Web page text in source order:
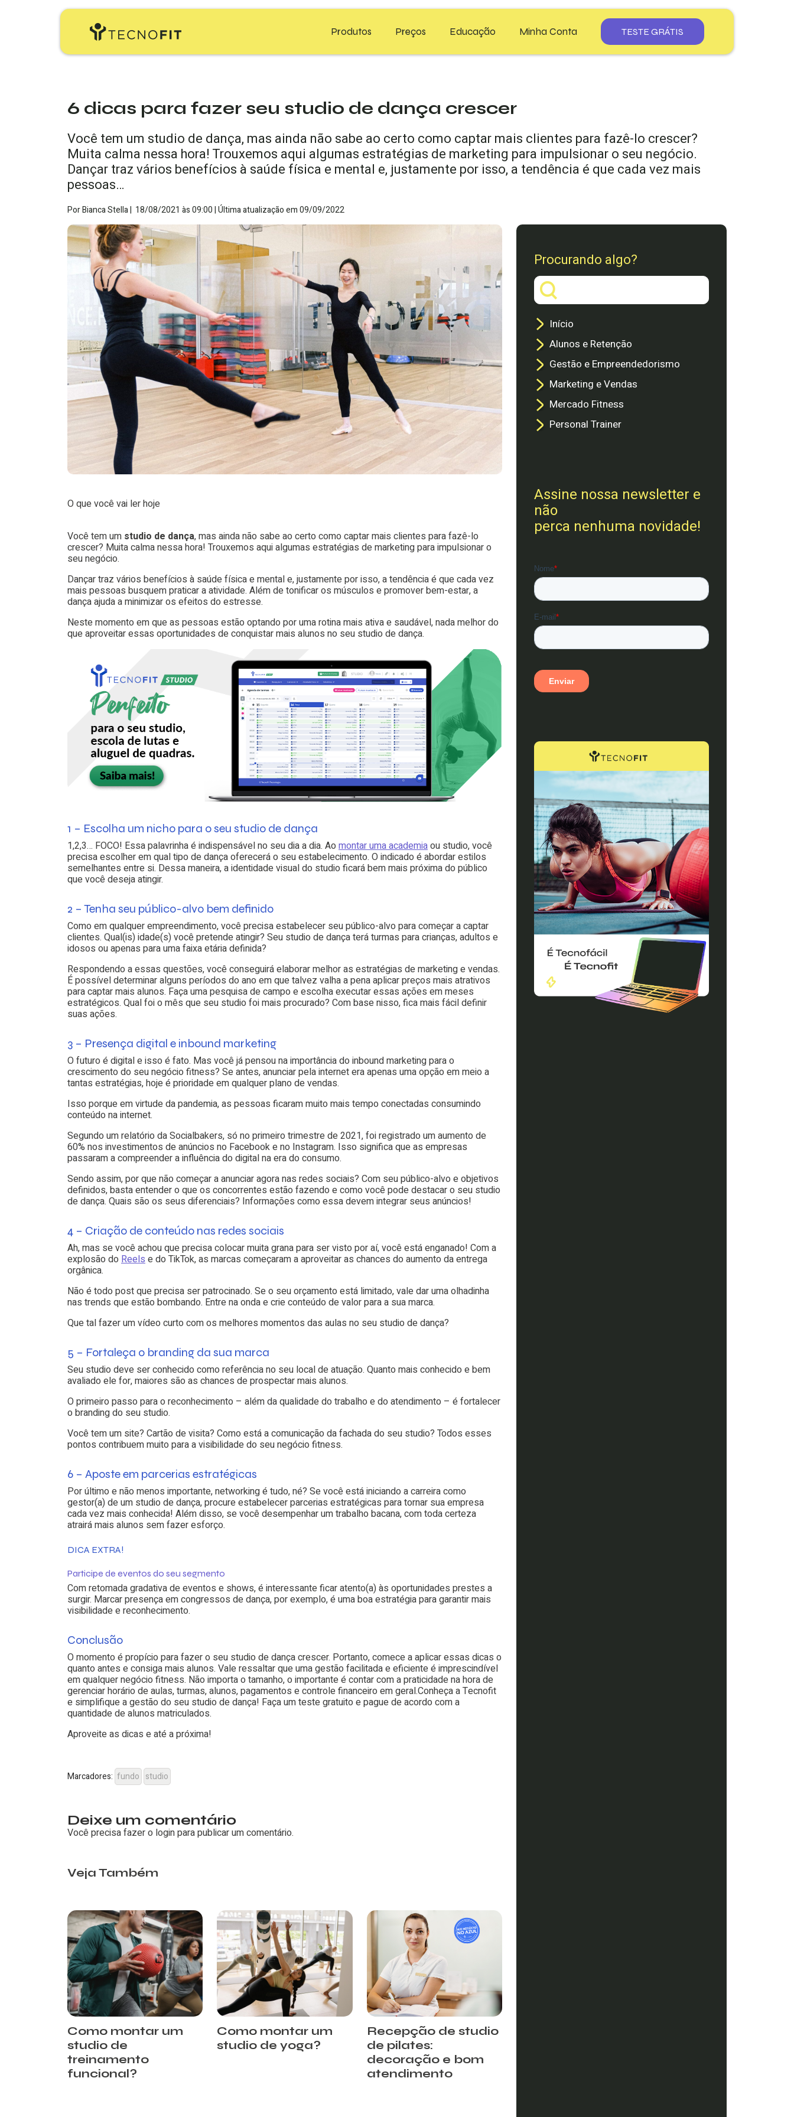
Produtos
Tecnofit Box
Tecnofit Studio
Preços Educação
Materiais Gratuitos
Workshop & Webinars
Minha Conta TESTE GRÁTIS
6 dicas para fazer seu studio de dança crescer
Você tem um studio de dança, mas ainda não sabe ao certo como captar mais clientes para fazê-lo crescer?
Muita calma nessa hora! Trouxemos aqui algumas estratégias de marketing para impulsionar o seu negócio.
Dançar traz vários benefícios à saúde física e mental e, justamente por isso, a tendência é que cada vez mais
pessoas…
PorBianca Stella| 18/08/2021 às09:00 |Última atualização em 09/09/2022
O que você vai ler hoje
Você tem um studio de dança, mas ainda não sabe ao certo como captar mais clientes para fazê-lo
crescer? Muita calma nessa hora! Trouxemos aqui algumas estratégias de marketing para impulsionar o
seu negócio.
Dançar traz vários benefícios à saúde física e mental e, justamente por isso, a tendência é que cada vez
mais pessoas busquem praticar a atividade. Além de tonificar os músculos e promover bem-estar, a
dança ajuda a minimizar os efeitos do estresse.
Neste momento em que as pessoas estão optando por uma rotina mais ativa e saudável, nada melhor do
que aproveitar essas oportunidades de conquistar mais alunos no seu studio de dança.
1 – Escolha um nicho para o seu studio de dança
1,2,3… FOCO! Essa palavrinha é indispensável no seu dia a dia. Aomontar uma academiaou studio, você
precisa escolher em qual tipo de dança oferecerá o seu estabelecimento. O indicado é abordar estilos
semelhantes entre si. Dessa maneira, a identidade visual do studio ficará bem mais próxima do público
que você deseja atingir.
2 – Tenha seu público-alvo bem definido
Como em qualquer empreendimento, você precisa estabelecer seu público-alvo para começar a captar
clientes. Qual(is) idade(s) você pretende atingir? Seu studio de dança terá turmas para crianças, adultos e
idosos ou apenas para uma faixa etária definida?
Respondendo a essas questões, você conseguirá elaborar melhor as estratégias de marketing e vendas.
Épossível determinar alguns períodos do ano em que talvez valha a pena aplicar preços mais atrativos
para captar mais alunos. Faça uma pesquisa de campo e escolha executar essas ações em meses
estratégicos. Qual foi o mês que seu studio foi mais procurado? Com base nisso, fica mais fácil definir
suas ações.
3 – Presença digital e inbound marketing
O futuro é digital e isso é fato. Mas você já pensou na importância do inbound marketing para o
crescimento do seu negócio fitness? Se antes, anunciar pela internet era apenas uma opção em meio a
tantas estratégias, hoje é prioridade em qualquer plano de vendas.
Isso porque em virtude da pandemia, as pessoas ficaram muito mais tempo conectadas consumindo
conteúdo na internet.
Segundo um relatório daSocialbakers, só no primeiro trimestre de 2021, foi registrado um aumento de
60% nos investimentos de anúncios no Facebook e no Instagram. Isso significa que as empresas
passaram a compreender a influência do digital na era do consumo.
Sendo assim, por que não começar a anunciar agora nas redes sociais? Com seu público-alvo e objetivos
definidos, basta entender o que os concorrentes estão fazendo e como você pode destacar o seu studio
de dança. Quais são os seus diferenciais? Informações como essa devem integrar seus anúncios!
4 – Criação de conteúdo nas redes sociais
Ah, mas se você achou que precisa colocar muita grana para ser visto por aí, você está enganado! Com a
explosão doReelse do TikTok, as marcas começaram a aproveitar as chances do aumento da entrega
orgânica.
Não é todo post que precisa ser patrocinado. Se o seu orçamento está limitado, vale dar uma olhadinha
nas trends que estão bombando. Entre na onda e crie conteúdo de valor para a sua marca.
Que tal fazer um vídeo curto com os melhores momentos das aulas no seu studio de dança?
5 – Fortaleça o branding da sua marca
Seu studio deve ser conhecido como referência no seu local de atuação. Quanto mais conhecido e bem
avaliado ele for, maiores são as chances de prospectar mais alunos.
O primeiro passo para o reconhecimento – além da qualidade do trabalho e do atendimento – é fortalecer
o branding do seu studio.
Você tem um site? Cartão de visita? Como está a comunicação da fachada do seu studio? Todos esses
pontos contribuem muito para a visibilidade do seu negócio fitness.
6 – Aposte em parcerias estratégicas
Por último e não menos importante, networking é tudo, né? Se você está iniciando a carreira como
gestor(a) de um studio de dança, procure estabelecer parcerias estratégicas para tornar sua empresa
cada vez mais conhecida! Além disso, se você desempenhar um trabalho bacana, com toda certeza
atrairá mais alunos sem fazer esforço.
DICA EXTRA!
Participe de eventos do seu segmento
Com retomada gradativa de eventos e shows, é interessante ficar atento(a) às oportunidades prestes a
surgir. Marcar presença em congressos de dança, por exemplo, é uma boa estratégia para garantir mais
visibilidade e reconhecimento.
Conclusão
O momento é propício para fazer o seu studio de dança crescer. Portanto, comece a aplicar essas dicas o
quanto antes e consiga mais alunos. Vale ressaltar que uma gestão facilitada e eficiente é imprescindível
em qualquer negócio fitness. Não importa o tamanho, o importante é contar com a praticidade na hora de
gerenciar horário de aulas, turmas, alunos, pagamentos e controle financeiro em geral.Conheça a Tecnofit
e simplifique a gestão do seu studio de dança! Faça um teste gratuito e pague de acordo com a
quantidade de alunos matriculados.
Aproveite as dicas e até a próxima!
Marcadores: fundo studio
Deixe um comentário
Você precisa fazer o loginpara publicar um comentário.
Veja Também
Como montar um
studio de
treinamento
funcional?
Como montar um
studio de yoga?
Recepção de studio
de pilates:
decoração e bom
atendimento
Procurando algo?
Início
Alunos e Retenção
Gestão e Empreendedorismo
Marketing e Vendas
Mercado Fitness
Personal Trainer
Assine nossa newsletter e
não
perca nenhuma novidade!